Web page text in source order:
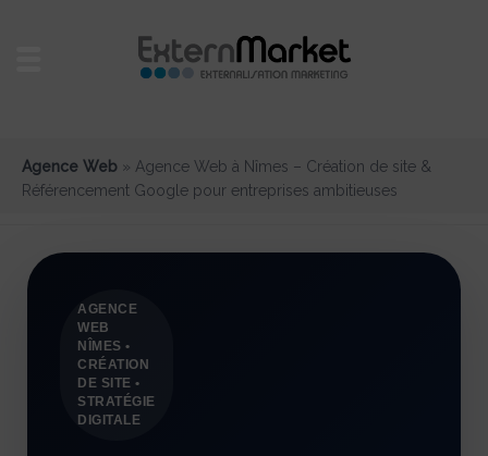
Agence Web » Agence Web à Nîmes – Création de site &
Référencement Google pour entreprises ambitieuses
AGENCE
WEB
NÎMES •
CRÉATION
DE SITE •
STRATÉGIE
DIGITALE